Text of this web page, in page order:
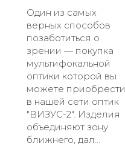
Один из самых
верных способов
позаботиться о
зрении — покупка
мультифокальной
оптики которой вы
можете приобрести
в нашей сети оптик
"ВИЗУС-2". Изделия
объединяют зону
ближнего, дал...